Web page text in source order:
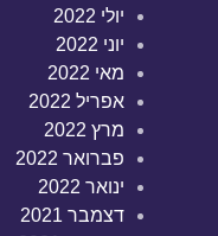
יולי 2022
יוני 2022
מאי 2022
אפריל 2022
מרץ 2022
פברואר 2022
ינואר 2022
דצמבר 2021